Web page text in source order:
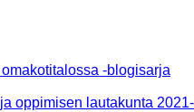
-blogisarja
oppimisen lautakunta